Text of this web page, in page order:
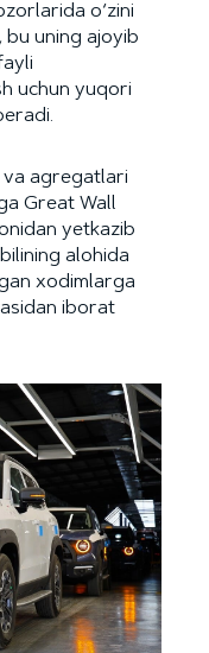
o‘zini
bu uning ajoyib
uchun yuqori
va agregatlari
Great Wall
yetkazib
alohida
xodimlarga
iborat